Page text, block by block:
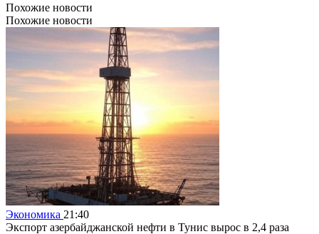
Похожие новости
Похожие новости
Экономика 21:40
Экспорт азербайджанской нефти в Тунис вырос в 2,4 раза